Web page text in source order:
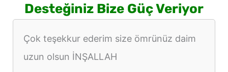
Desteğiniz Bize Güç Veriyor
Çok teşekkur ederim size ömrünüz daim
uzun olsun İNŞALLAH